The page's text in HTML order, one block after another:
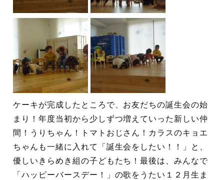
ケーキが完成したところで、お友だちの誕生会の始
まり！年度当初から少しずつ増えていった新しい仲
間！うりちゃん！トマトおじさん！カラスのキョエ
ちゃんも一緒に入れて「誕生会をしたい！！」と、
優しいきらめき組の子どもたち！最後は、みんなで
「ハッピーバースデー！」の歌をうたい１２月生ま